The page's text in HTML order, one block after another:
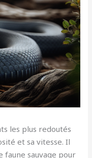
les plus redoutés
et sa vitesse. Il
faune sauvage pour